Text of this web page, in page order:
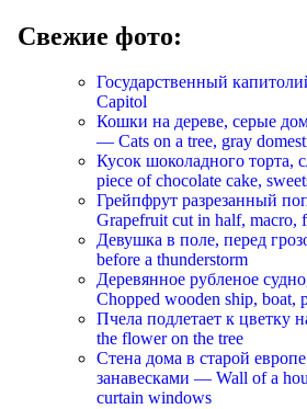
Свежие фото:
Государственный
Capitol
Кошки на дереве, серые
— Cats on a tree, gray
Кусок шоколадного торта,
piece of chocolate cake,
Грейпфрут разрезанный
Grapefruit cut in half, macro,
Девушка в поле, перед
before a thunderstorm
Деревянное рубленое
Chopped wooden ship, boat,
Пчела подлетает к цветку
the flower on the tree
Стена дома в старой
занавесками — Wall of a
curtain windows